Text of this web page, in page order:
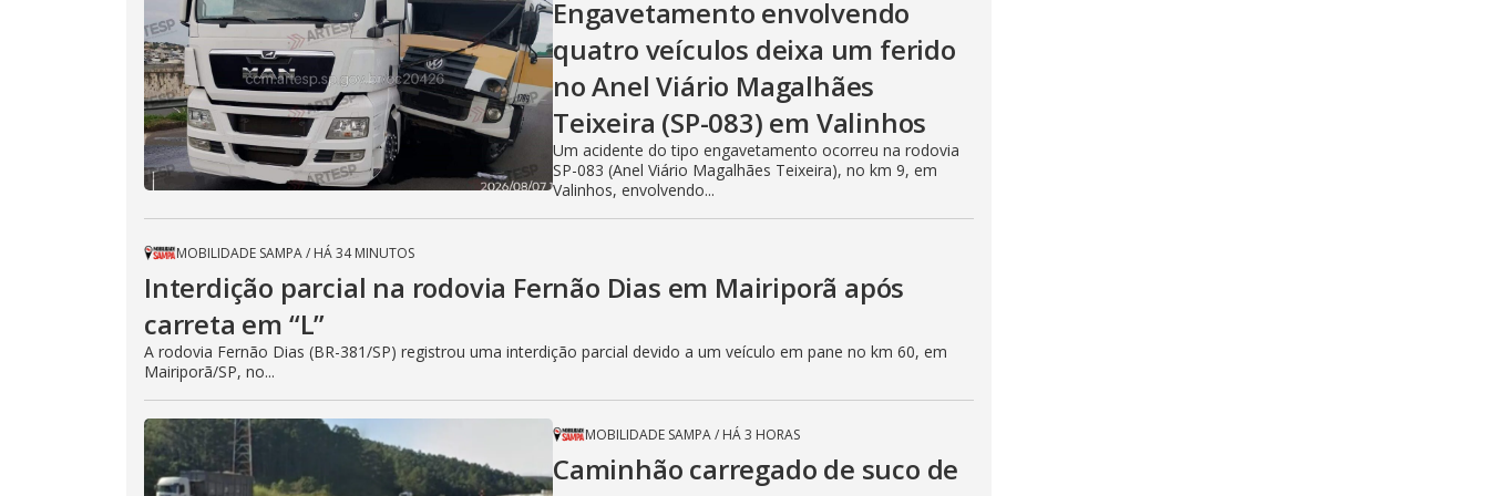
V
i
d
e
o
Engavetamento envolvendo
quatro veículos deixa um ferido
no Anel Viário Magalhães
Teixeira (SP-083) em Valinhos
Um acidente do tipo engavetamento ocorreu na rodovia
SP-083 (Anel Viário Magalhães Teixeira), no km 9, em
Valinhos, envolvendo...
MOBILIDADE SAMPA/ HÁ 34 MINUTOS
Interdição parcial na rodovia Fernão Dias em Mairiporã após
carreta em “L”
A rodovia Fernão Dias (BR-381/SP) registrou uma interdição parcial devido a um veículo em pane no km 60, em
Mairiporã/SP, no...
MOBILIDADE SAMPA/ HÁ 3 HORAS
Caminhão carregado de suco de